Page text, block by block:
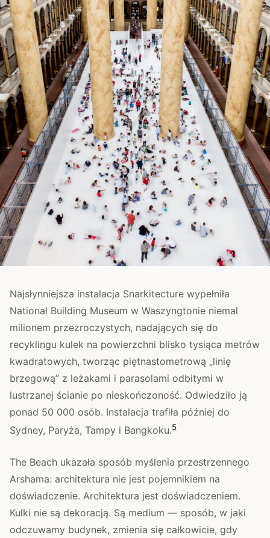
Najsłynniejsza instalacja Snarkitecture wypełniła
National Building Museum w Waszyngtonie niemal
milionem przezroczystych, nadających się do
recyklingu kulek na powierzchni blisko tysiąca metrów
kwadratowych, tworząc piętnastometrową „linię
brzegową” z leżakami i parasolami odbitymi w
lustrzanej ścianie po nieskończoność. Odwiedziło ją
ponad 50 000 osób. Instalacja trafiła później do
Sydney, Paryża, Tampy i Bangkoku.5
The Beach ukazała sposób myślenia przestrzennego
Arshama: architektura nie jest pojemnikiem na
doświadczenie. Architektura jest doświadczeniem.
Kulki nie są dekoracją. Są medium — sposób, w jaki
odczuwamy budynek, zmienia się całkowicie, gdy